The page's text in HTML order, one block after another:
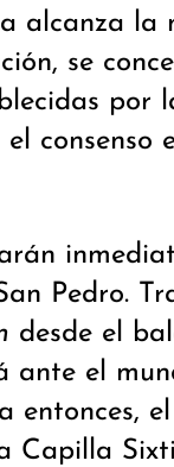
alcanza la
se
por
consenso
Pedro.
desde el
ante el
entonces,
Capilla